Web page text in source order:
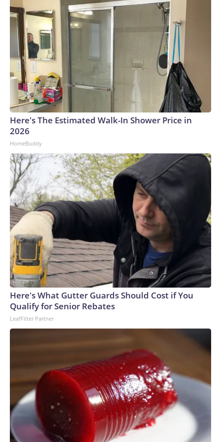
padre de Messi estuvo relacionada con sus problemas de
salud dados a conocer previamente.En desarrollo*The-
CNN-Wire™ & © 2026 Cable News Network, Inc., a Warner
Bros. Discovery Company. All rights reserved.
Here's The Estimated Walk-In Shower Price in
2026
HomeBuddy
Here's What Gutter Guards Should Cost if You
Qualify for Senior Rebates
LeafFilter Partner